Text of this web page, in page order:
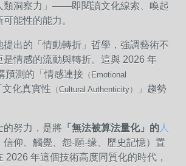
類洞察力」——即閱讀文化線索、喚起
能性的能力。
提出的「情動轉折」哲學，強調藝術不
是情感的流動與轉折。這與 2026 年
預測的「情感連接 （Emotional
文化真實性 （Cultural Authenticity）
」趨勢
的努力，是將 「無法被算法量化」的 人
信仰、觸覺、怨-願-缘、歷史記憶）置
2026 年這個技術高度同質化的時代，